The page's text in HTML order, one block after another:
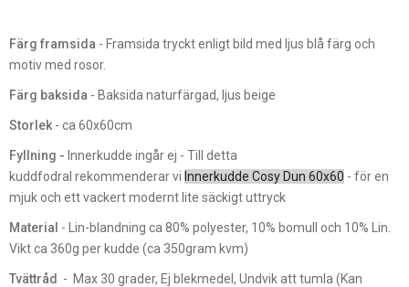
Färg framsida - Framsida tryckt enligt bild med ljus blå färg och
motiv med rosor.
Färg baksida - Baksida naturfärgad, ljus beige
Storlek - ca 60x60cm
Fyllning - Innerkudde ingår ej - Till detta
kuddfodral rekommenderar vi Innerkudde Cosy Dun 60x60 - för en
mjuk och ett vackert modernt lite säckigt uttryck
Material - Lin-blandning ca 80% polyester, 10% bomull och 10% Lin.
Vikt ca 360g per kudde (ca 350gram kvm)
Tvättråd
- Max 30 grader, Ej blekmedel, Undvik att tumla (Kan